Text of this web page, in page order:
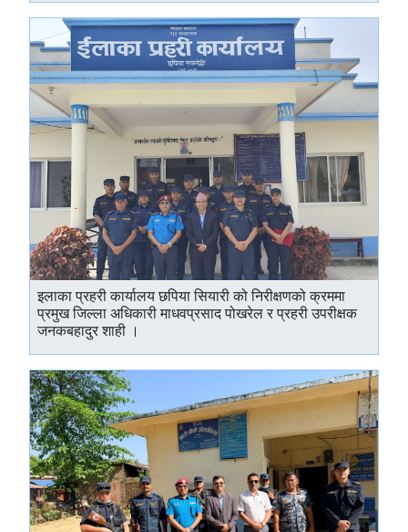
इलाका प्रहरी कार्यालय छपिया सियारी को निरीक्षणको क्रममा
प्रमुख जिल्ला अधिकारी माधवप्रसाद पोखरेल र प्रहरी उपरीक्षक
जनकबहादुर शाही ।